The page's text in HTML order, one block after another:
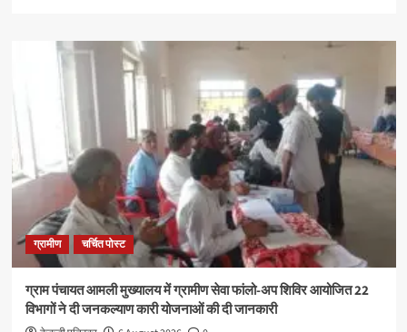
ग्रामीण चर्चित पोस्ट
ग्राम पंचायत आमली मुख्यालय में ग्रामीण सेवा फांलो-अप शिविर आयोजित 22
विभागों ने दी जनकल्याण कारी योजनाओं की दी जानकारी